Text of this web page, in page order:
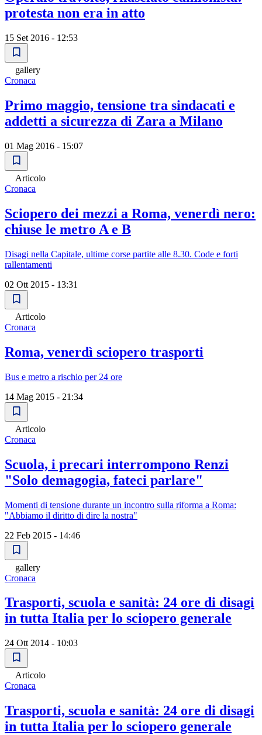
protesta non era in atto
15 Set 2016 - 12:53
gallery
Cronaca
Primo maggio, tensione tra sindacati e
addetti a sicurezza di Zara a Milano
01 Mag 2016 - 15:07
Articolo
Cronaca
Sciopero dei mezzi a Roma, venerdì nero:
chiuse le metro A e B
Disagi nella Capitale, ultime corse partite alle 8.30. Code e forti
rallentamenti
02 Ott 2015 - 13:31
Articolo
Cronaca
Roma, venerdì sciopero trasporti
Bus e metro a rischio per 24 ore
14 Mag 2015 - 21:34
Articolo
Cronaca
Scuola, i precari interrompono Renzi
"Solo demagogia, fateci parlare"
Momenti di tensione durante un incontro sulla riforma a Roma:
"Abbiamo il diritto di dire la nostra"
22 Feb 2015 - 14:46
gallery
Cronaca
Trasporti, scuola e sanità: 24 ore di disagi
in tutta Italia per lo sciopero generale
24 Ott 2014 - 10:03
Articolo
Cronaca
Trasporti, scuola e sanità: 24 ore di disagi
in tutta Italia per lo sciopero generale